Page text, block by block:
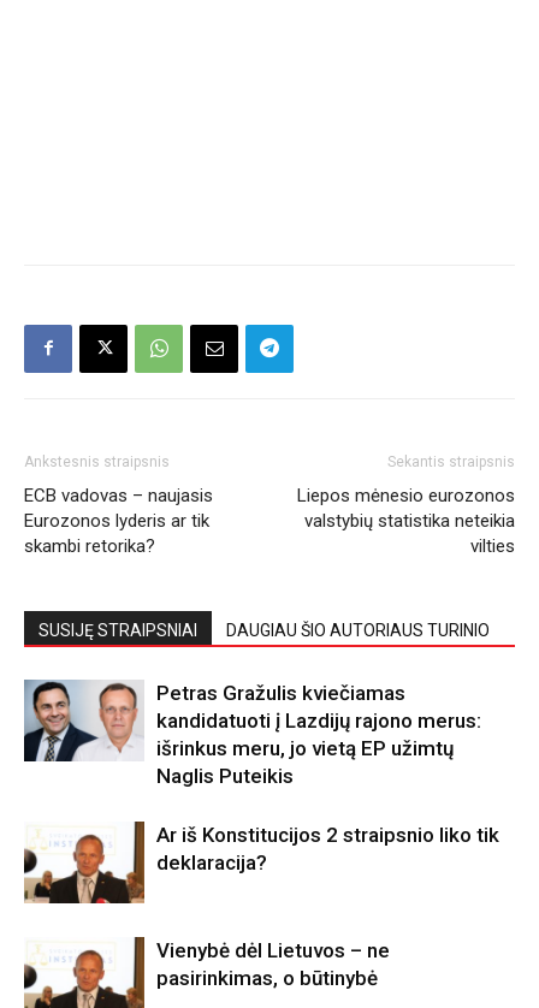
Ankstesnis straipsnis
ECB vadovas – naujasis
Eurozonos lyderis ar tik
skambi retorika?
Sekantis straipsnis
Liepos mėnesio eurozonos
valstybių statistika neteikia
vilties
SUSIJĘ STRAIPSNIAI DAUGIAU ŠIO AUTORIAUS TURINIO
Petras Gražulis kviečiamas
kandidatuoti į Lazdijų rajono merus:
išrinkus meru, jo vietą EP užimtų
Naglis Puteikis
Ar iš Konstitucijos 2 straipsnio liko tik
deklaracija?
Vienybė dėl Lietuvos – ne
pasirinkimas, o būtinybė